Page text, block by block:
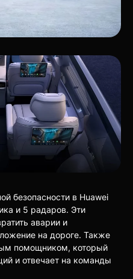
безопасности в Huawei
и 5 радаров. Эти
аварии и
на дороге. Также
помощником, который
и отвечает на команды